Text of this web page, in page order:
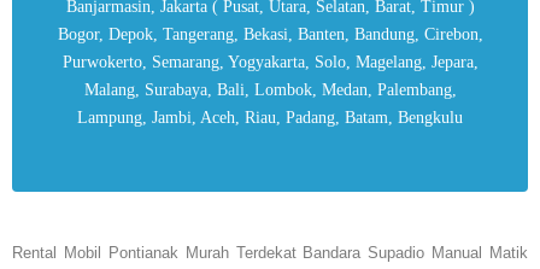
Banjarmasin, Jakarta ( Pusat, Utara, Selatan, Barat, Timur )
Bogor, Depok, Tangerang, Bekasi, Banten, Bandung, Cirebon,
Purwokerto, Semarang, Yogyakarta, Solo, Magelang, Jepara,
Malang, Surabaya, Bali, Lombok, Medan, Palembang,
Lampung, Jambi, Aceh, Riau, Padang, Batam, Bengkulu
Rental Mobil Pontianak Murah Terdekat Bandara Supadio Manual Matik